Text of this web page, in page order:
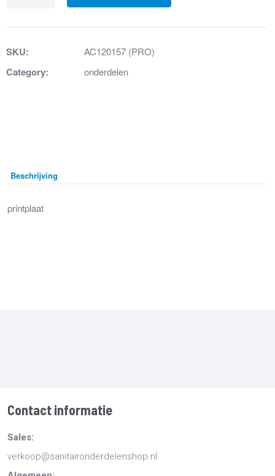
aantal
SKU: AC120157 (PRO)
Category: onderdelen
Beschrijving
printplaat
Contact informatie
Sales:
verkoop@sanitaironderdelenshop.nl